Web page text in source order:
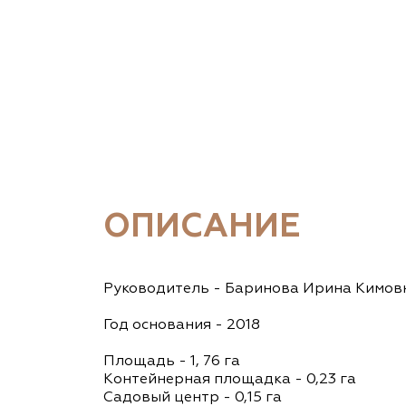
ОПИСАНИЕ
Руководитель - Баринова Ирина
Год основания - 2018
Площадь - 1, 76 га
Контейнерная площадка - 0,23 га
Садовый центр - 0,15 га